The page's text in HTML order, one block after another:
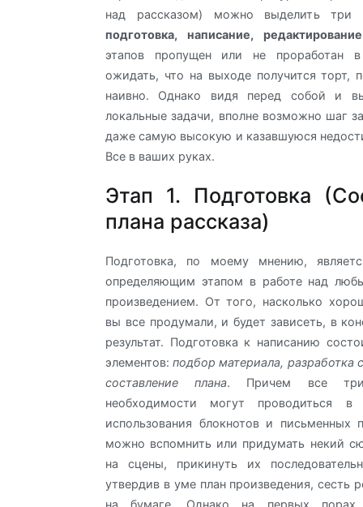
над рассказом) можно выделить три
подготовка, написание, редактирование
этапов пропущен или не проработан
ожидать, что на выходе получится торт,
наивно. Однако видя перед собой и
локальные задачи, вполне возможно шаг
даже самую высокую и казавшуюся
Все в ваших руках.
Этап 1. Подготовка
плана рассказа)
Подготовка, по моему мнению,
определяющим этапом в работе над
произведением. От того, насколько
вы все продумали, и будет зависеть, в
результат. Подготовка к написанию
элементов:подбор материала, разработка
составление плана. Причем все
необходимости могут проводиться
использования блокнотов и письменных
можно вспомнить или придумать некий
на сцены, прикинуть их
утвердив в уме план произведения, сесть
на бумаге. Однако на первых порах